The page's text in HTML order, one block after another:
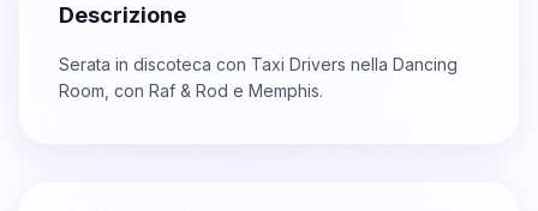
Descrizione
Serata in discoteca con Taxi Drivers nella Dancing
Room, con Raf & Rod e Memphis.